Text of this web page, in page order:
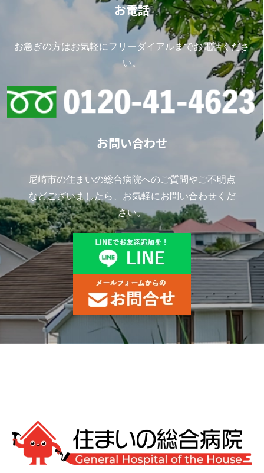
お電話
お急ぎの方はお気軽にフリーダイアルまでお電話くださ
い。
お問い合わせ
尼崎市の住まいの総合病院へのご質問やご不明点
などございましたら、お気軽にお問い合わせくだ
さい。